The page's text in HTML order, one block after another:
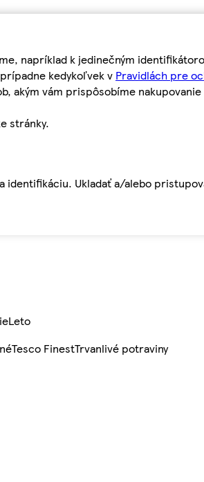
napríklad k jedinečným
kedykoľvek v Pravidlách pre
akým vám prispôsobíme
stránky.
Ukladať a/alebo
Leto
Tesco FinestTrvanlivé potraviny